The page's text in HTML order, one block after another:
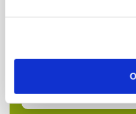
6392, Bolderslev